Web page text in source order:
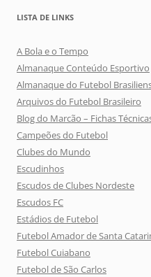
LISTA DE LINKS
A Bola e o Tempo
Almanaque Conteúdo Esportivo
Almanaque do Futebol
Arquivos do Futebol Brasileiro
Blog do Marcão – Fichas
Campeões do Futebol
Clubes do Mundo
Escudinhos
Escudos de Clubes Nordeste
Escudos FC
Estádios de Futebol
Futebol Amador de Santa
Futebol Cuiabano
Futebol de São Carlos